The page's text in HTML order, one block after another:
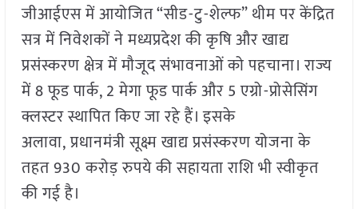
जीआईएस में आयोजित “सीड-टु-शेल्फ” थीम पर केंद्रित
सत्र में निवेशकों ने मध्यप्रदेश की कृषि और खाद्य
प्रसंस्करण क्षेत्र में मौजूद संभावनाओं को पहचाना। राज्य
में 8 फूड पार्क, 2 मेगा फूड पार्क और 5 एग्रो-प्रोसेसिंग
क्लस्टर स्थापित किए जा रहे हैं। इसके
अलावा, प्रधानमंत्री सूक्ष्म खाद्य प्रसंस्करण योजना के
तहत 930 करोड़ रुपये की सहायता राशि भी स्वीकृत
की गई है।